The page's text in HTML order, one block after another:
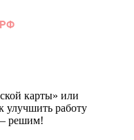
карты» или
улучшить работу
решим!